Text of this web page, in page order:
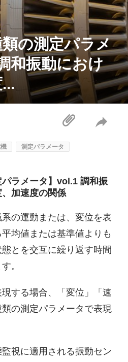
の測定パラメ
和振動におけ
測定パラメータ
パラメータ】vol.1 調和振
加速度の関係
の運動または、変位を表
均値または基準値よりも
とを交互に繰り返す時間
。
する場合、「変位」「速
の測定パラメータで表現
視に適用される振動セン